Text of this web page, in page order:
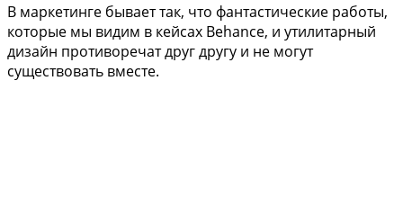
В маркетинге бывает так, что фантастические работы,
которые мы видим в кейсах Behance, и утилитарный
дизайн противоречат друг другу и не могут
существовать вместе.